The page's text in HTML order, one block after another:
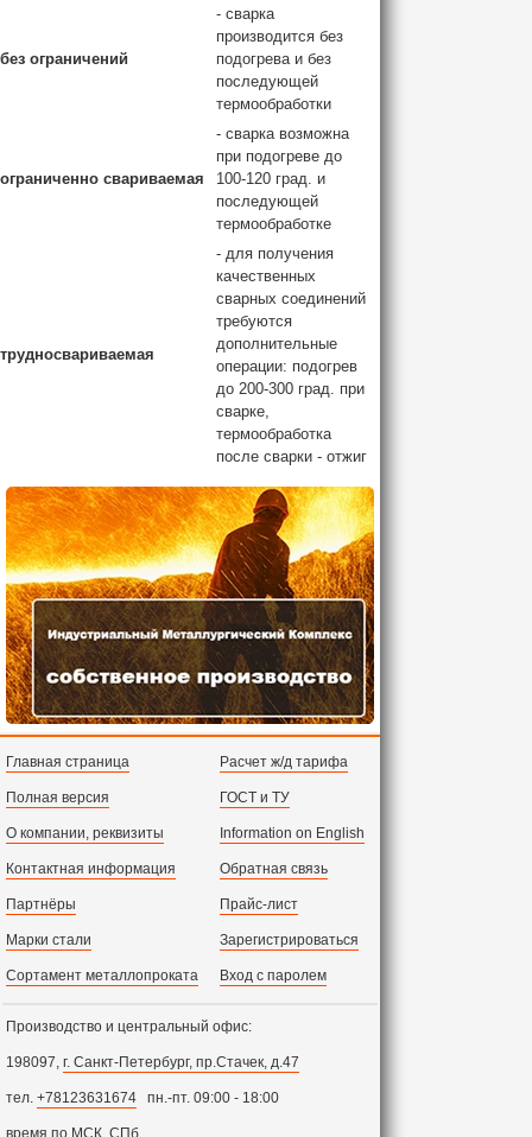
без ограничений
- сварка
производится без
подогрева и без
последующей
термообработки
ограниченно свариваемая
- сварка возможна
при подогреве до
100-120 град. и
последующей
термообработке
трудносвариваемая
- для получения
качественных
сварных соединений
требуются
дополнительные
операции: подогрев
до 200-300 град. при
сварке,
термообработка
после сварки - отжиг
Главная страница
Полная версия
О компании, реквизиты
Контактная информация
Партнёры
Марки стали
Сортамент металлопроката
Расчет ж/д тарифа
ГОСТ и ТУ
Information on English
Обратная связь
Прайс-лист
Зарегистрироваться
Вход с паролем
Производство и центральный офис:
198097, г. Санкт-Петербург, пр.Стачек, д.47
тел. +78123631674 пн.-пт. 09:00 - 18:00
время по МСК, СПб.